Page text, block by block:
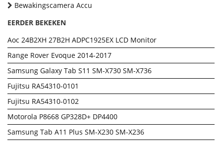
Bewakingscamera Accu
EERDER BEKEKEN
Aoc 24B2XH 27B2H ADPC1925EX LCD Monitor
Range Rover Evoque 2014-2017
Samsung Galaxy Tab S11 SM-X730 SM-X736
Fujitsu RA54310-0101
Fujitsu RA54310-0102
Motorola P8668 GP328D+ DP4400
Samsung Tab A11 Plus SM-X230 SM-X236